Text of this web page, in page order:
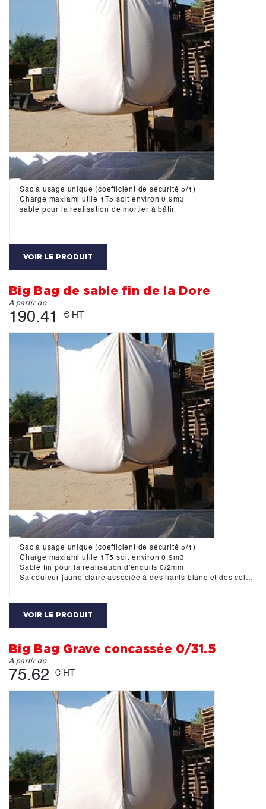
Sac à usage unique (coefficient de sécurité 5/1)
Charge maxiaml utile 1T5 soit environ 0.9m3
sable pour la realisation de mortier à bâtir
VOIR LE PRODUIT
Big Bag de sable fin de la Dore
A partir de
190.41 € HT
Sac à usage unique (coefficient de sécurité 5/1)
Charge maxiaml utile 1T5 soit environ 0.9m3
Sable fin pour la realisation d'enduits 0/2mm
Sa couleur jaune claire associée à des liants blanc et des colorants permettent la réalisation d'enduits naturels
VOIR LE PRODUIT
Big Bag Grave concassée 0/31.5
A partir de
75.62 € HT